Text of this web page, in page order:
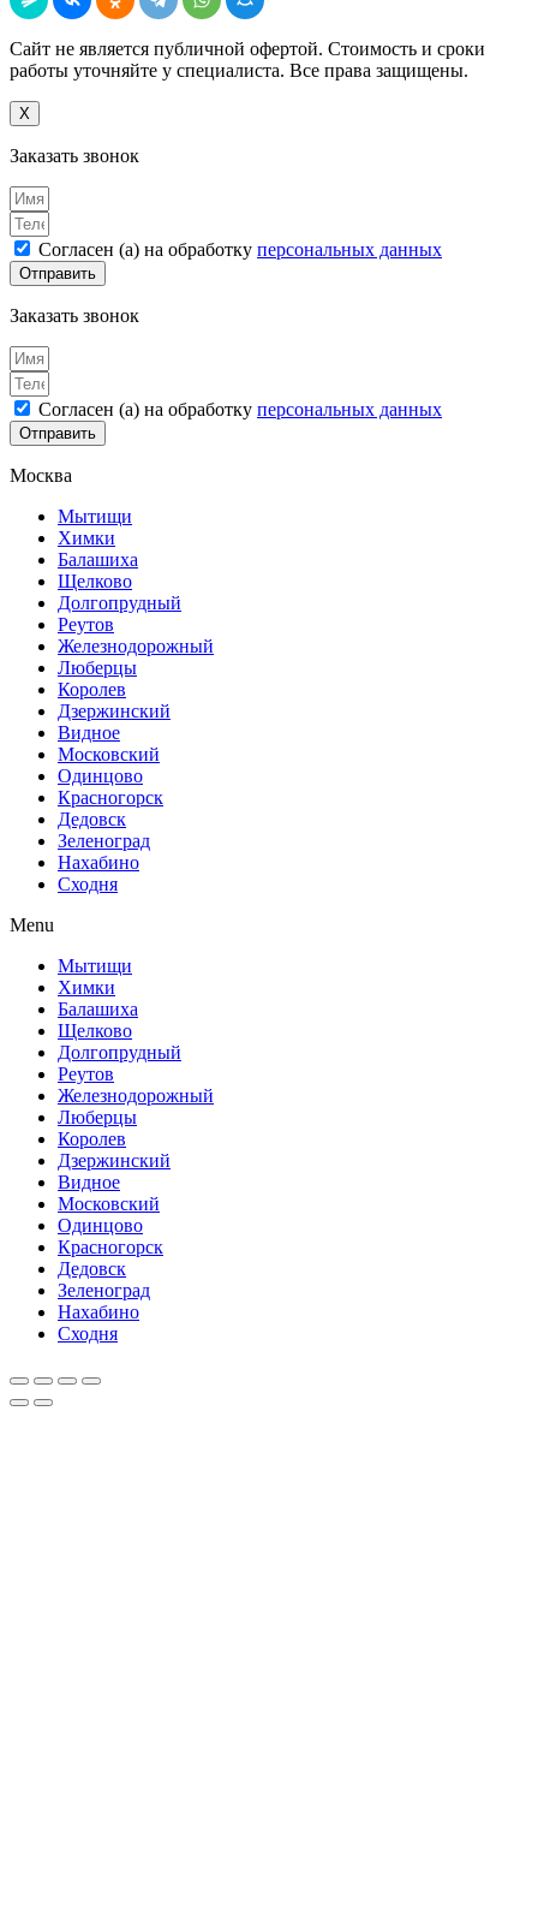
Сайт не является публичной офертой. Стоимость и сроки
работы уточняйте у специалиста. Все права защищены.
X
Заказать звонок
Согласен (а) на обработку персональных данных
Отправить
Заказать звонок
Согласен (а) на обработку персональных данных
Отправить
Москва
Мытищи
Химки
Балашиха
Щелково
Долгопрудный
Реутов
Железнодорожный
Люберцы
Королев
Дзержинский
Видное
Московский
Одинцово
Красногорск
Дедовск
Зеленоград
Нахабино
Сходня
Menu
Мытищи
Химки
Балашиха
Щелково
Долгопрудный
Реутов
Железнодорожный
Люберцы
Королев
Дзержинский
Видное
Московский
Одинцово
Красногорск
Дедовск
Зеленоград
Нахабино
Сходня